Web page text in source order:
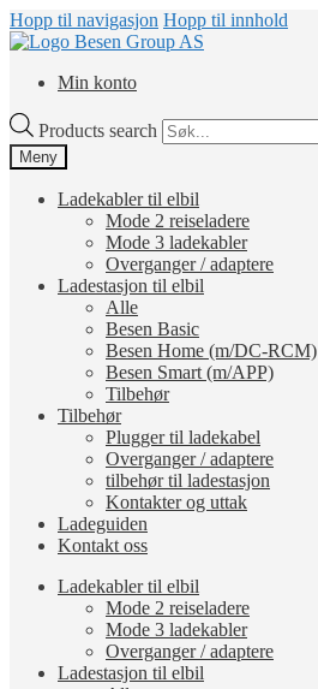
Hopp til navigasjon Hopp til innhold
Min konto
Products search
Meny
Ladekabler til elbil
Mode 2 reiseladere
Mode 3 ladekabler
Overganger / adaptere
Ladestasjon til elbil
Alle
Besen Basic
Besen Home (m/DC-RCM)
Besen Smart (m/APP)
Tilbehør
Tilbehør
Plugger til ladekabel
Overganger / adaptere
tilbehør til ladestasjon
Kontakter og uttak
Ladeguiden
Kontakt oss
Ladekabler til elbil
Mode 2 reiseladere
Mode 3 ladekabler
Overganger / adaptere
Ladestasjon til elbil